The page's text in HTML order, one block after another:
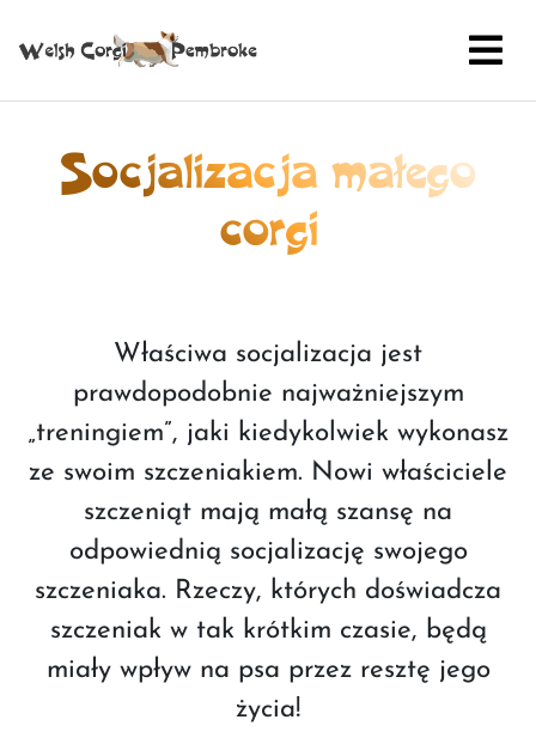
Socjalizacja małego
corgi
Właściwa socjalizacja jest
prawdopodobnie najważniejszym
„treningiem”, jaki kiedykolwiek wykonasz
ze swoim szczeniakiem. Nowi właściciele
szczeniąt mają małą szansę na
odpowiednią socjalizację swojego
szczeniaka. Rzeczy, których doświadcza
szczeniak w tak krótkim czasie, będą
miały wpływ na psa przez resztę jego
życia!